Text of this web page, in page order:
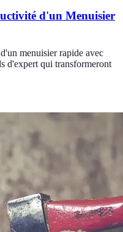
d'un Menuisier
menuisier rapide avec
d'expert qui transformeront